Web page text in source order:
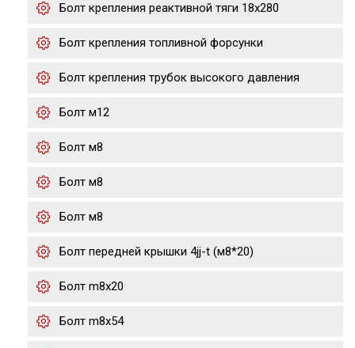
Болт крепления реактивной тяги 18x280
Болт крепления топливной форсунки
Болт крепления трубок высокого давления
Болт м12
Болт м8
Болт м8
Болт м8
Болт передней крышки 4jj-t (м8*20)
Болт m8x20
Болт m8x54